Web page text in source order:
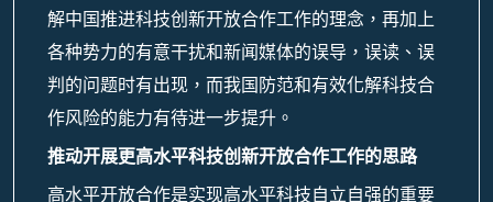
解中国推进科技创新开放合作工作的理念，再加上
各种势力的有意干扰和新闻媒体的误导，误读、误
判的问题时有出现，而我国防范和有效化解科技合
作风险的能力有待进一步提升。
推动开展更高水平科技创新开放合作工作的思路
高水平开放合作是实现高水平科技自立自强的重要